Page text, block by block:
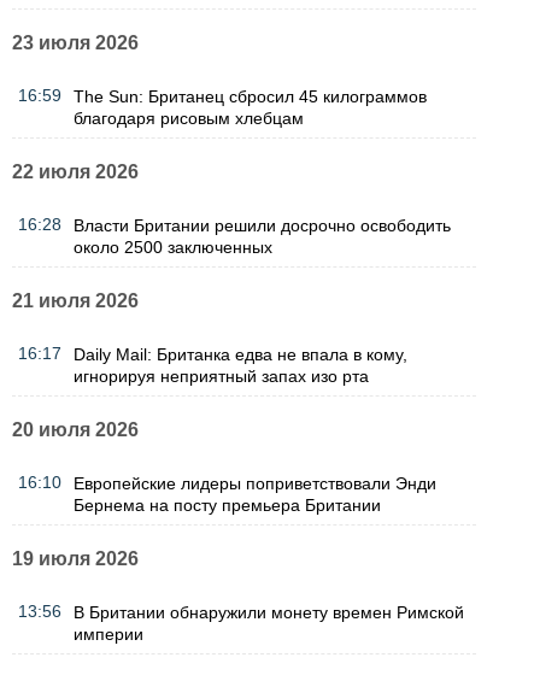
23 июля 2026
16:59
The Sun: Британец сбросил 45 килограммов
благодаря рисовым хлебцам
22 июля 2026
16:28
Власти Британии решили досрочно освободить
около 2500 заключенных
21 июля 2026
16:17
Daily Mail: Британка едва не впала в кому,
игнорируя неприятный запах изо рта
20 июля 2026
16:10
Европейские лидеры поприветствовали Энди
Бернема на посту премьера Британии
19 июля 2026
13:56
В Британии обнаружили монету времен Римской
империи